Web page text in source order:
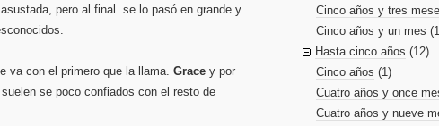
pero al final se lo pasó en grande y
va con el primero que la llama. Grace y por
se poco confiados con el resto de
Cinco años y tres
Cinco años y un mes
Hasta cinco años (12)
Cinco años (1)
Cuatro años y once
Cuatro años y nueve